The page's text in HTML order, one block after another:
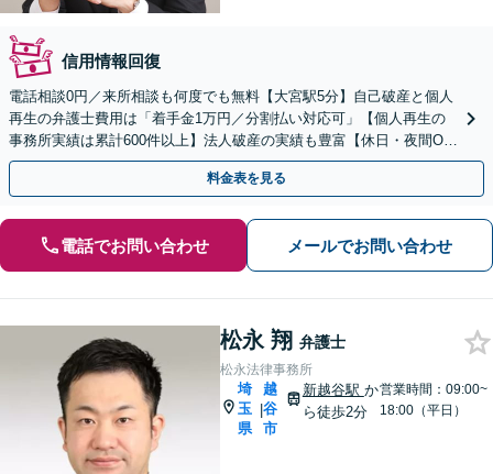
信用情報回復
電話相談0円／来所相談も何度でも無料【大宮駅5分】自己破産と個人
再生の弁護士費用は「着手金1万円／分割払い対応可」【個人再生の
事務所実績は累計600件以上】法人破産の実績も豊富【休日・夜間O
K】オンライン相談もできます
料金表を見る
電話でお問い合わせ メールでお問い合わせ
松永 翔 弁護士
松永法律事務所
埼
玉
県
|
越
谷
市
新越谷駅 か
ら徒歩2分
営業時間：09:00~
18:00（平日）